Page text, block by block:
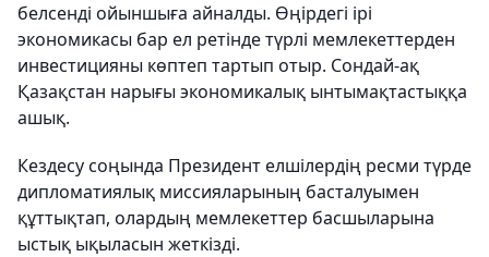
белсенді ойыншыға айналды. Өңірдегі ірі
экономикасы бар ел ретінде түрлі мемлекеттерден
инвестицияны көптеп тартып отыр. Сондай-ақ
Қазақстан нарығы экономикалық ынтымақтастыққа
ашық.
Кездесу соңында Президент елшілердің ресми түрде
дипломатиялық миссияларының басталуымен
құттықтап, олардың мемлекеттер басшыларына
ыстық ықыласын жеткізді.